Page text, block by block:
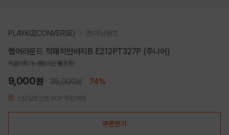
PLAYKIZ(CONVERSE) 면/데님팬츠
랩어라운드 척패치반바지B E212PT327P (주니어)
위클리특가+랜덤사은품(8종)
9,000원 35,000원 74%
스타일포인트 90P 적립예정
쿠폰받기